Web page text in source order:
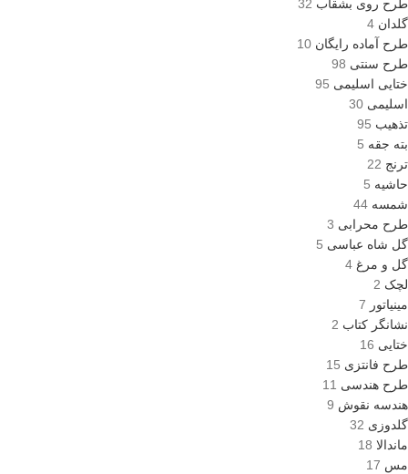
طرح روی بشقاب 32
گلدان 4
طرح آماده رایگان 10
طرح سنتی 98
ختایی اسلیمی 95
اسلیمی 30
تذهیب 95
بته جقه 5
ترنج 22
حاشیه 5
شمسه 44
طرح محرابی 3
گل شاه عباسی 5
گل و مرغ 4
لچک 2
مینیاتور 7
نشانگر کتاب 2
ختایی 16
طرح فانتزی 15
طرح هندسی 11
هندسه نقوش 9
گلدوزی 32
ماندالا 18
مس 17